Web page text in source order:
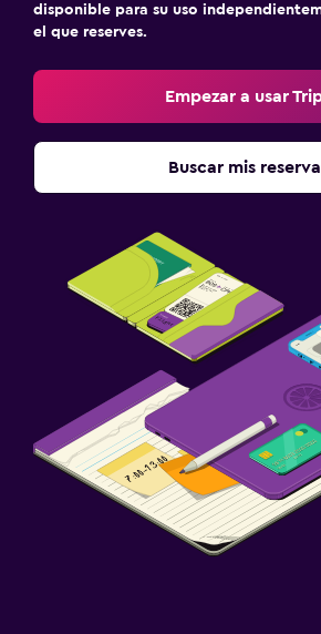
disponible para su uso
el que reserves.
Empezar a usar
Buscar mis